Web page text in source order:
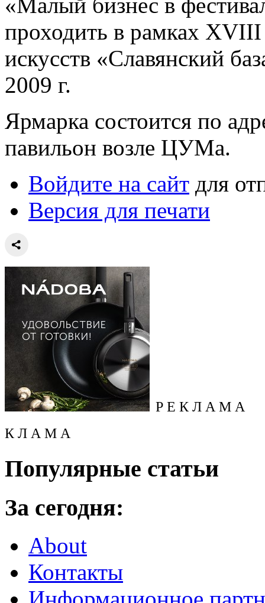
«Малый бизнес в
проходить в рамках
искусств «Славянский
2009 г.
Ярмарка состоится по
павильон возле ЦУМа.
Войдите на сайт для
Версия для печати
Р Е К Л А М А
К Л А М А
Популярные статьи
За сегодня:
About
Контакты